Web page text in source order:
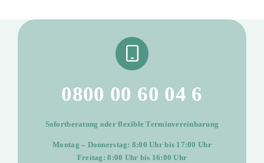
0800 00 60 04 6
Sofortberatung oder flexible Terminvereinbarung
Montag – Donnerstag: 8:00 Uhr bis 17:00 Uhr
Freitag: 8:00 Uhr bis 16:00 Uhr